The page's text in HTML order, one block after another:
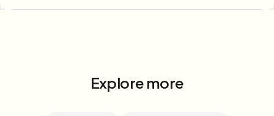
Explore more